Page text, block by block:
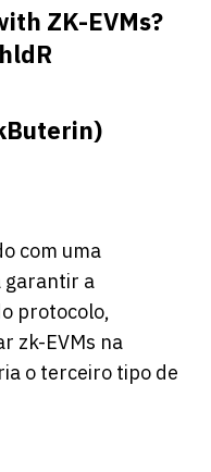
ZK-EVMs?
com uma
garantir a
protocolo,
zk-EVMs na
o terceiro tipo de